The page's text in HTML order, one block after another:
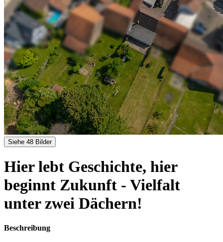
Siehe 48 Bilder
Hier lebt Geschichte, hier
beginnt Zukunft - Vielfalt
unter zwei Dächern!
Beschreibung